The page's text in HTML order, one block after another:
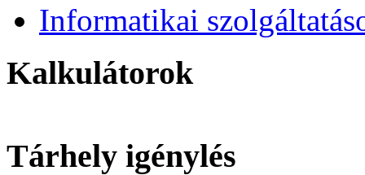
Informatikai
Kalkulátorok
Tárhely igénylés